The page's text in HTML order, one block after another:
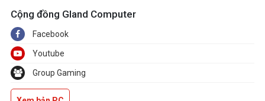
Cộng đồng Gland Computer
Facebook
Youtube
Group Gaming